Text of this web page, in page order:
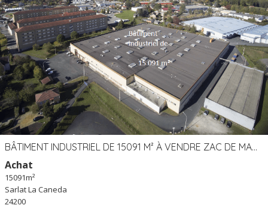
BÂTIMENT INDUSTRIEL DE 15091 M² À VENDRE ZAC DE MADRAZÈS À SARLAT (24)
Achat
15091m²
Sarlat La Caneda
24200